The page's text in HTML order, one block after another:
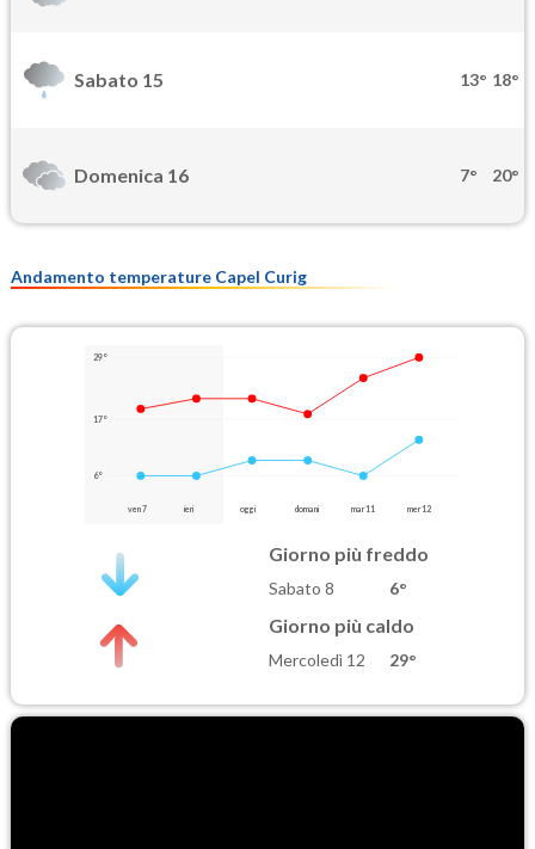
Sabato 15 13° 18°
Domenica 16 7° 20°
Andamento temperature Capel Curig
29°
17°
6°
ven 7 ieri oggi domani mar 11 mer 12
Giorno più freddo
Sabato 8 6°
Giorno più caldo
Mercoledì 12 29°